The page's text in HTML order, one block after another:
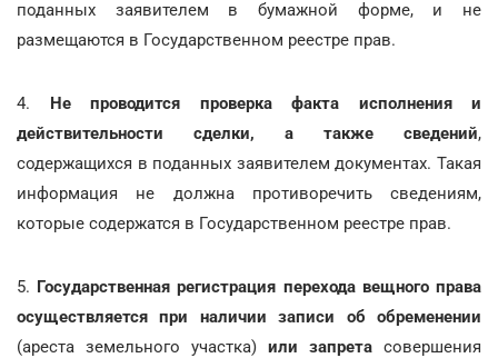
поданных заявителем в бумажной форме, и не
размещаются в Государственном реестре прав.
4. Не проводится проверка факта исполнения и
действительности сделки, а также сведений,
содержащихся в поданных заявителем документах. Такая
информация не должна противоречить сведениям,
которые содержатся в Государственном реестре прав.
5. Государственная регистрация перехода вещного права
осуществляется при наличии записи об обременении
(ареста земельного участка) или запрета совершения